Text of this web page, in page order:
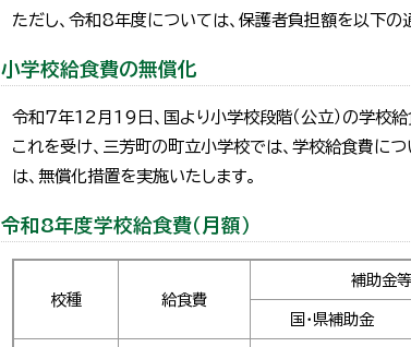
ただし、令和8年度については、保護者負担額を以下の
小学校給食費の無償化
令和7年12月19日、国より小学校段階（公立）の学校
これを受け、三芳町の町立小学校では、学校給食費に
は、無償化措置を実施いたします。
令和8年度学校給食費（月額）
校種 給食費
補助金
国・県補助金